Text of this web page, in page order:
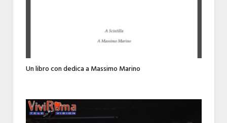
Un libro con dedica a Massimo Marino